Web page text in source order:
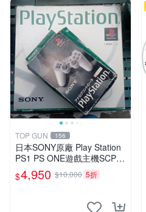
TOP GUN 156
日本SONY原廠 Play Station
PS1 PS ONE遊戲主機SCPH-
5500有改機可玩台片可讀取
燒錄CDR
$4,950 $10,000 5折